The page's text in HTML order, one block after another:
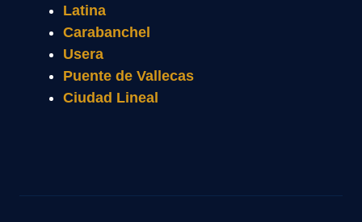
Latina
Carabanchel
Usera
Puente de Vallecas
Ciudad Lineal